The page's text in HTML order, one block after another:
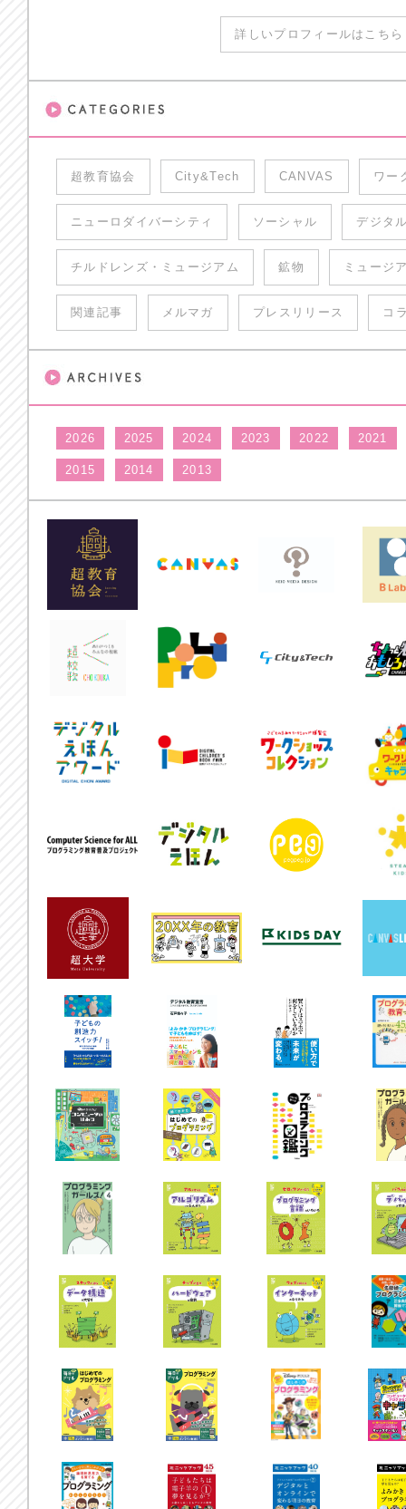
詳しいプロフィールはこち
超教育協会 City&Tech CANVAS ワー
ニューロダイバーシティ ソーシャル デジタ
チルドレンズ・ミュージアム 鉱物 ミュージ
関連記事 メルマガ プレスリリース コ
2026 2025 2024 2023 2022 2021
2015 2014 2013